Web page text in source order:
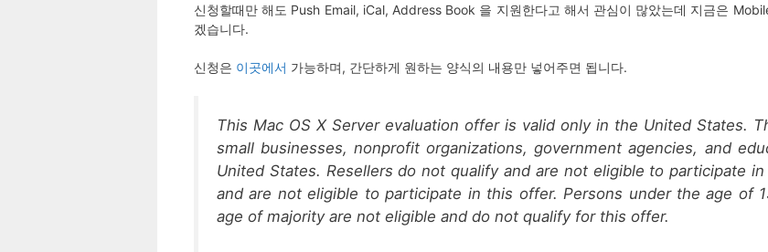
신청할때만 해도 Push Email, iCal, Address Book 을 지원한다고 해서 관심이 많았는데 지금은
겠습니다.
신청은 이곳에서 가능하며, 간단하게 원하는 양식의 내용만 넣어주면 됩니다.
This Mac OS X Server evaluation offer is valid only in the United States.
small businesses, nonprofit organizations, government agencies, and
United States. Resellers do not qualify and are not eligible to participate
and are not eligible to participate in this offer. Persons under the age of
age of majority are not eligible and do not qualify for this offer.